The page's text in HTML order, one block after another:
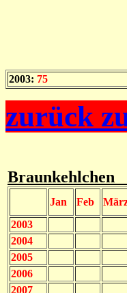
2003: 75
zurück
Braunkehlchen
Jan Feb
2003
2004
2005
2006
2007